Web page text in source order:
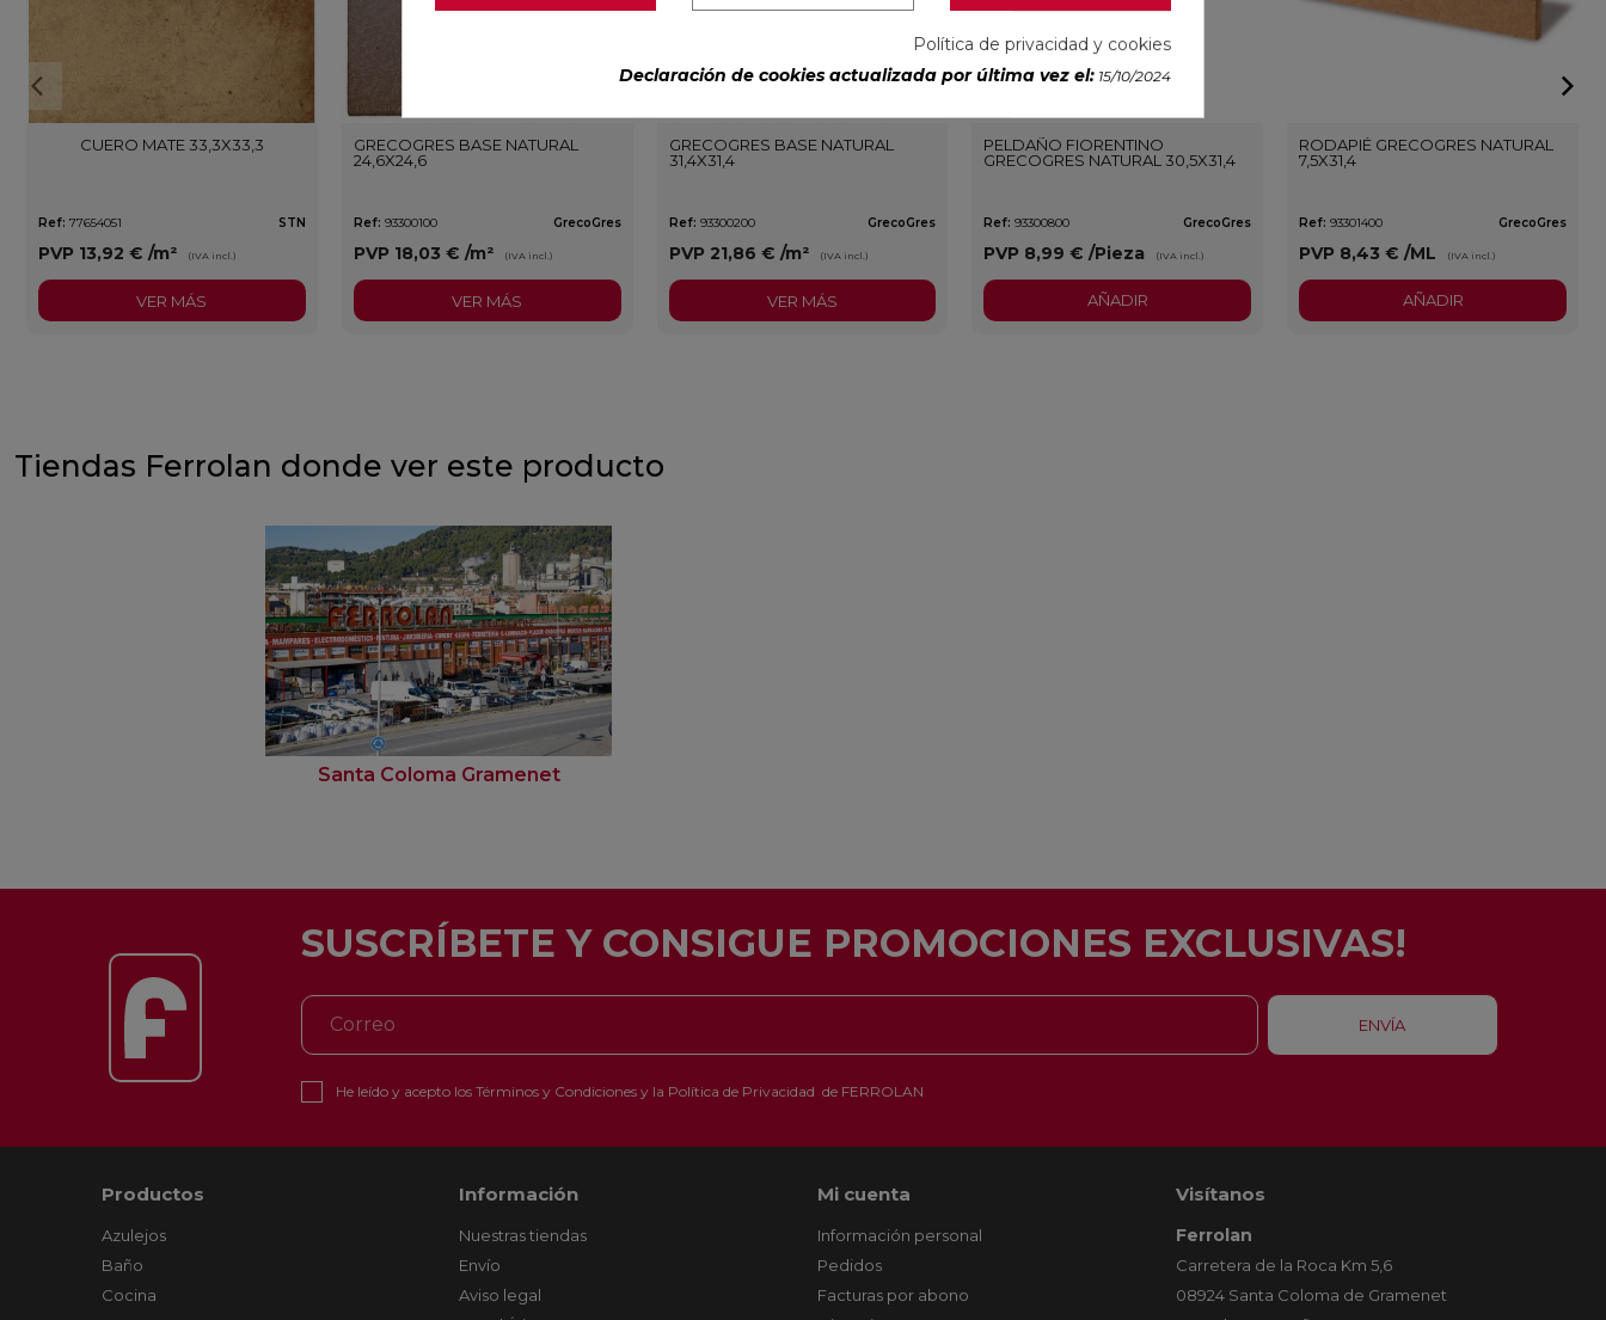
CUERO MATE 33,3X33,3
Ref: 77654051 STN
PVP 13,92 € /m² (IVA incl.)
VER MÁS
GRECOGRES BASE NATURAL
24,6X24,6
Ref: 93300100 GrecoGres
PVP 18,03 € /m² (IVA incl.)
VER MÁS
GRECOGRES BASE NATURAL
31,4X31,4
Ref: 93300200 GrecoGres
PVP 21,86 € /m² (IVA incl.)
VER MÁS
PELDAÑO FIORENTINO
GRECOGRES NATURAL 30,5X31,4
Ref: 93300800 GrecoGres
PVP 8,99 €/Pieza (IVA incl.)
AÑADIR
RODAPIÉ GRECOGRES NATURAL
7,5X31,4
Ref: 93301400 GrecoGres
PVP 8,43 €/ML (IVA incl.)
AÑADIR
Tiendas Ferrolan donde ver este producto
Santa Coloma Gramenet
SUSCRÍBETE Y CONSIGUE PROMOCIONES EXCLUSIVAS!
He leído y acepto los Términos y Condicionesy la Política de Privacidad de FERROLAN
Productos
Azulejos
Baño
Cocina
Información
Nuestras tiendas
Envío
Aviso legal
Mi cuenta
Información personal
Pedidos
Facturas por abono
Visítanos
Ferrolan
Carretera de la Roca Km 5,6
08924 Santa Coloma de Gramenet
Política de privacidad y cookies
Declaración de cookies actualizada por última vez el: 15/10/2024